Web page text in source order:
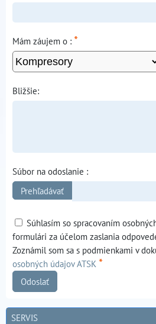
Mám záujem o : *
Bližšie:
Súbor na odoslanie :
Súhlasím so spracovaním
formulári za účelom zaslania
Zoznámil som sa s podmienkami v
osobných údajov ATSK *
Odoslať
SERVIS